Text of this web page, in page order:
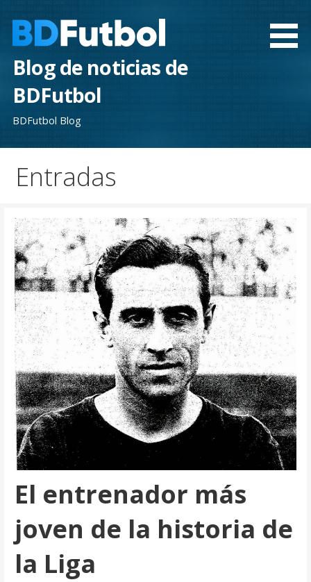
contenido
Blog de noticias de
BDFutbol
BDFutbol Blog
Entradas
El entrenador más
joven de la historia de
la Liga